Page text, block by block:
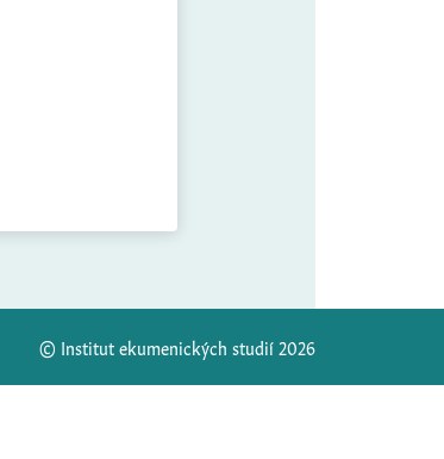
© Institut ekumenických studií 2026